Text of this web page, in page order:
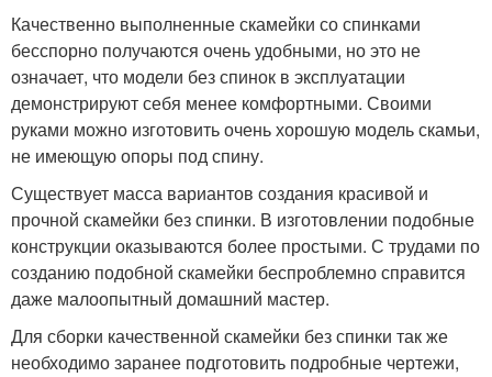
Качественно выполненные скамейки со спинками
бесспорно получаются очень удобными, но это не
означает, что модели без спинок в эксплуатации
демонстрируют себя менее комфортными. Своими
руками можно изготовить очень хорошую модель скамьи,
не имеющую опоры под спину.
Существует масса вариантов создания красивой и
прочной скамейки без спинки. В изготовлении подобные
конструкции оказываются более простыми. С трудами по
созданию подобной скамейки беспроблемно справится
даже малоопытный домашний мастер.
Для сборки качественной скамейки без спинки так же
необходимо заранее подготовить подробные чертежи,